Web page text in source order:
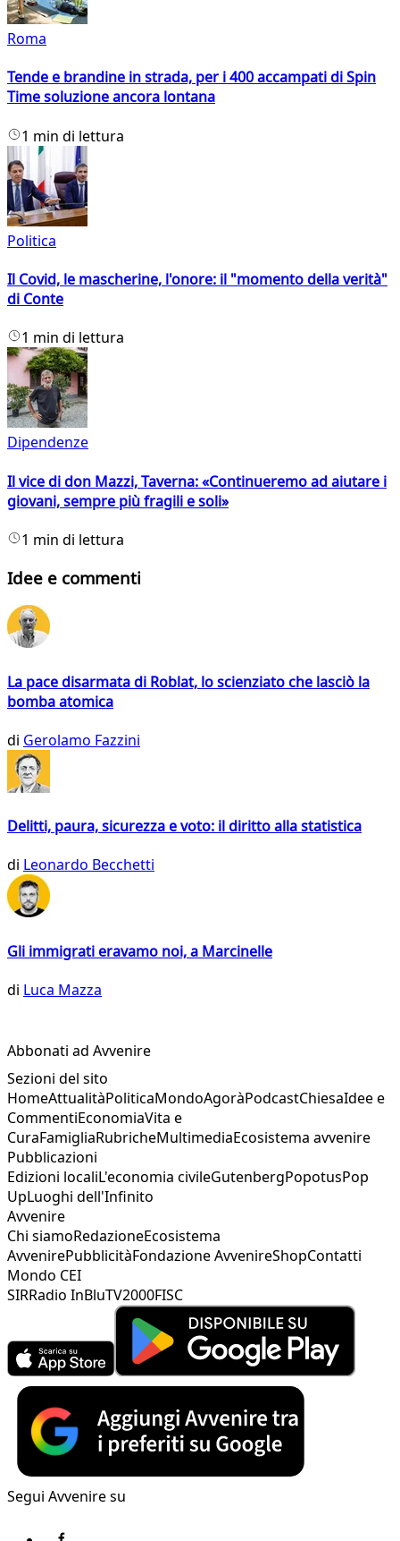
Roma
Tende e brandine in strada, per i 400 accampati di Spin
Time soluzione ancora lontana
1 min di lettura
Politica
Il Covid, le mascherine, l'onore: il "momento della verità"
di Conte
1 min di lettura
Dipendenze
Il vice di don Mazzi, Taverna: «Continueremo ad aiutare i
giovani, sempre più fragili e soli»
1 min di lettura
Idee e commenti
La pace disarmata di Roblat, lo scienziato che lasciò la
bomba atomica
di Gerolamo Fazzini
Delitti, paura, sicurezza e voto: il diritto alla statistica
di Leonardo Becchetti
Gli immigrati eravamo noi, a Marcinelle
di Luca Mazza
Abbonati ad Avvenire
Sezioni del sito
HomeAttualitàPoliticaMondoAgoràPodcastChiesaIdee e
CommentiEconomiaVita e
CuraFamigliaRubricheMultimediaEcosistema avvenire
Pubblicazioni
Edizioni localiL'economia civileGutenbergPopotusPop
UpLuoghi dell'Infinito
Avvenire
Chi siamoRedazioneEcosistema
AvvenirePubblicitàFondazione AvvenireShopContatti
Mondo CEI
SIRRadio InBluTV2000FISC
Segui Avvenire su